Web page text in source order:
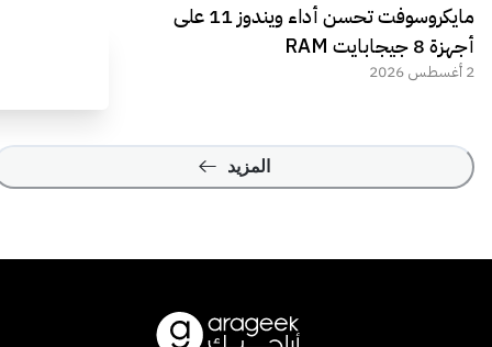
مايكروسوفت تحسن أداء ويندوز 11 على
أجهزة 8 جيجابايت RAM
2 أغسطس 2026
المزيد